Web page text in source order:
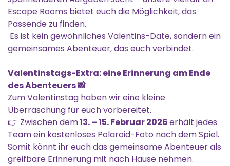
Escape Rooms bietet euch die Möglichkeit, das
Passende zu finden.
Es ist kein gewöhnliches Valentins-Date, sondern ein
gemeinsames Abenteuer, das euch verbindet.
Valentinstags-Extra: eine Erinnerung am Ende
des Abenteuers 📸
Zum Valentinstag haben wir eine kleine
Überraschung für euch vorbereitet.
👉 Zwischen dem13. – 15. Februar 2026erhält jedes
Team ein kostenloses Polaroid-Foto nach dem Spiel.
Somit könnt ihr euch das gemeinsame Abenteuer als
greifbare Erinnerung mit nach Hause nehmen.